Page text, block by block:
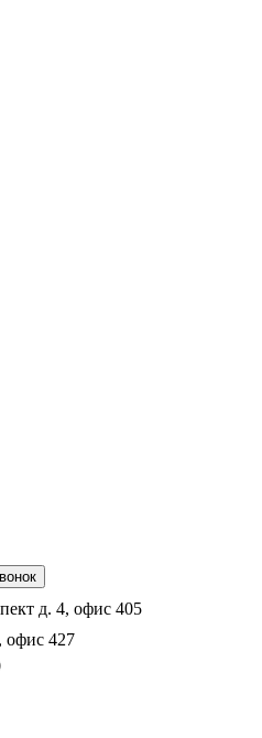
д. 4, офис 405
офис 427